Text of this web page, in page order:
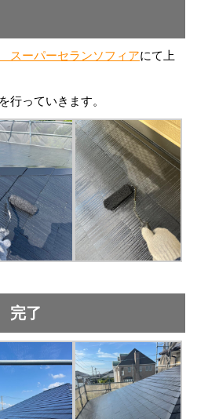
スーパーセランソフィアにて上
行っていきます。
完了